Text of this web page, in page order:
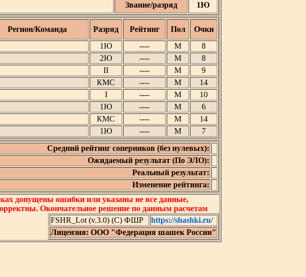
Звание/разряд 1Ю
Регион/Команда Разряд Рейтинг Пол
Очки
1Ю ---- М
8
2Ю ---- М
8
II ---- М
9
КМС ---- М
14
I ---- М
10
1Ю ---- М
6
КМС ---- М
14
1Ю ---- М
7
Средний рейтинг соперников (без нулевых):
Ожидаемый результат (По ЭЛО):
Реальный результат:
Изменение рейтинга:
допущены ошибки или указаны не все данные,
Окончательное решение по данным расчетам
FSHR_Lot (v.3.0) (C) ФШР
https://shashki.ru/
Лицензия: ООО "Федерация шашек России"